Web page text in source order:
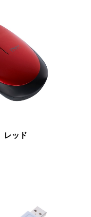
レッド